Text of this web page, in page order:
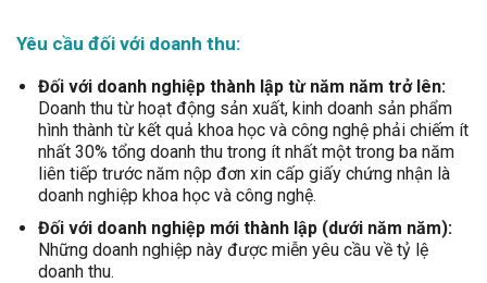
Yêu cầu đối với doanh thu:
Đối với doanh nghiệp thành lập từ năm năm trở lên:
Doanh thu từ hoạt động sản xuất, kinh doanh sản phẩm
hình thành từ kết quả khoa học và công nghệ phải chiếm ít
nhất 30% tổng doanh thu trong ít nhất một trong ba năm
liên tiếp trước năm nộp đơn xin cấp giấy chứng nhận là
doanh nghiệp khoa học và công nghệ.
Đối với doanh nghiệp mới thành lập (dưới năm năm):
Những doanh nghiệp này được miễn yêu cầu về tỷ lệ
doanh thu.